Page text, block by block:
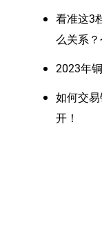
看准这3
么关系
2023年
如何交
开！